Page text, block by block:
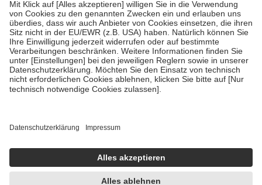
fallenkeine Zuzahlungenan bei:
• Kindern und Jugendlichen bis zum vollendeten 18. Lebensjahr
mit Ausnahme der Fahrkosten
• Untersuchungen zur Vorsorge und Früherkennung, die von der
GKV getragen werden
• empfohlenen Schutzimpfungen
• Harn- und Blutteststreifen
getroffen, um sicherzustellen, dass es sich um echte Bewertungen
https://help.etrusted.com/hc/de/articles/4419944605341
Einige Bilder und Inhalte wurden unter Zuhilfenahme künstlicher